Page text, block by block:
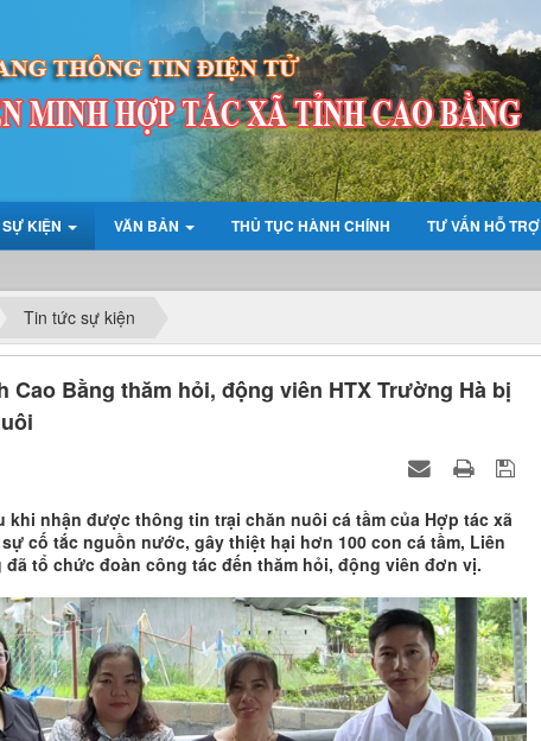
KIỆN VĂN BẢN THỦ TỤC HÀNH CHÍNH TƯ VẤN HỖ TRỢ
Tin tức sự kiện
Cao Bằng thăm hỏi, động viên HTX Trường Hà bị
khi nhận được thông tin trại chăn nuôi cá tầm của Hợp tác xã
cố tắc nguồn nước, gây thiệt hại hơn 100 con cá tầm, Liên
đã tổ chức đoàn công tác đến thăm hỏi, động viên đơn vị.